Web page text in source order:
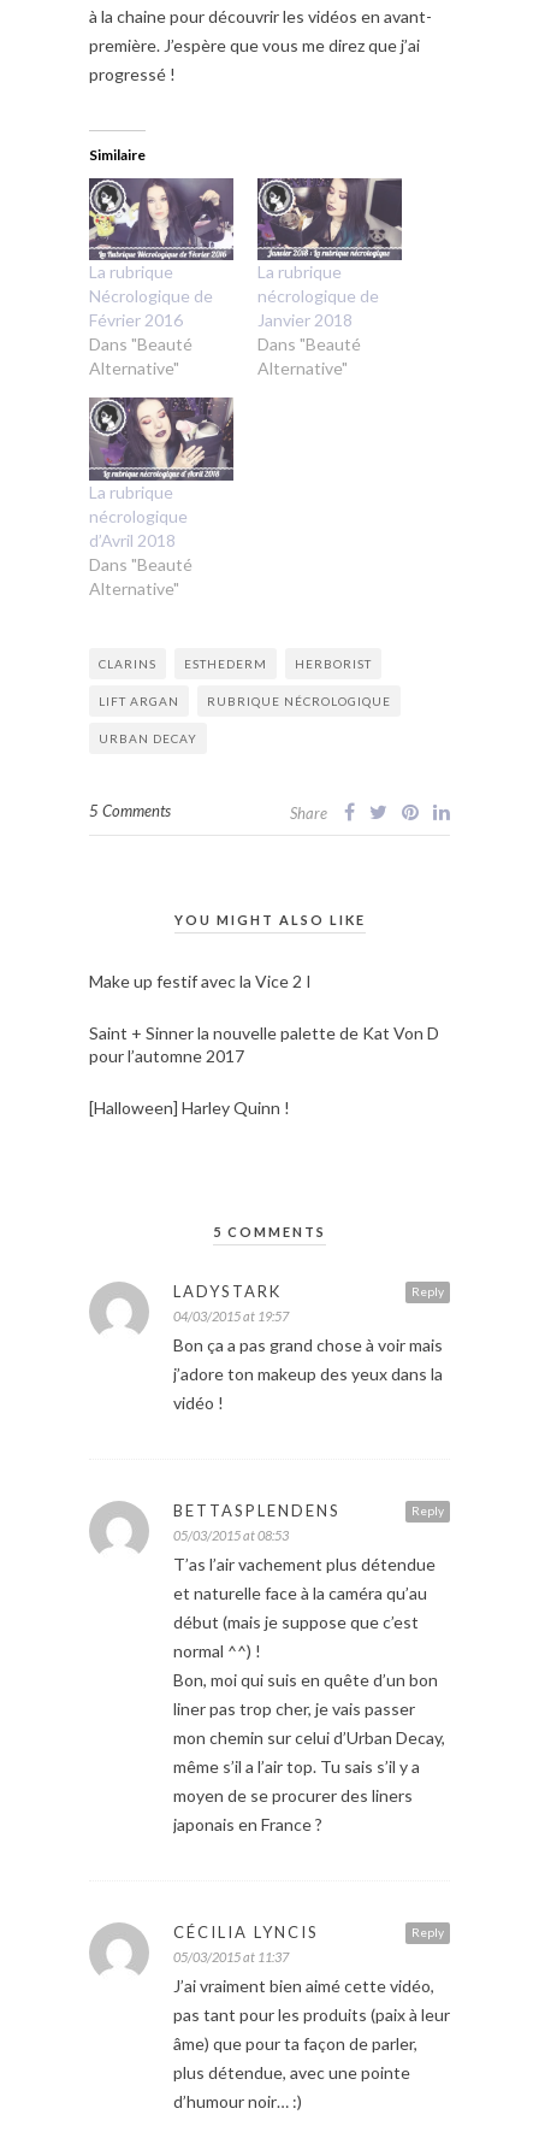
à la chaine pour découvrir les vidéos en avant-
première. J’espère que vous me direz que j’ai
progressé !
Similaire
La rubrique
Nécrologique de
Février 2016
Dans "Beauté
Alternative"
La rubrique
nécrologique de
Janvier 2018
Dans "Beauté
Alternative"
La rubrique
nécrologique
d’Avril 2018
Dans "Beauté
Alternative"
CLARINS ESTHEDERM HERBORIST
LIFT ARGAN RUBRIQUE NÉCROLOGIQUE
URBAN DECAY
5 Comments Share
YOU MIGHT ALSO LIKE
Make up festif avec la Vice 2 I
Saint + Sinner la nouvelle palette de Kat Von D
pour l’automne 2017
[Halloween] Harley Quinn !
5 COMMENTS
Reply
LADYSTARK
04/03/2015 at 19:57
Bon ça a pas grand chose à voir mais
j’adore ton makeup des yeux dans la
vidéo !
Reply
BETTASPLENDENS
05/03/2015 at 08:53
T’as l’air vachement plus détendue
et naturelle face à la caméra qu’au
début (mais je suppose que c’est
normal ^^) !
Bon, moi qui suis en quête d’un bon
liner pas trop cher, je vais passer
mon chemin sur celui d’Urban Decay,
même s’il a l’air top. Tu sais s’il y a
moyen de se procurer des liners
japonais en France ?
Reply
CÉCILIA LYNCIS
05/03/2015 at 11:37
J’ai vraiment bien aimé cette vidéo,
pas tant pour les produits (paix à leur
âme) que pour ta façon de parler,
plus détendue, avec une pointe
d’humour noir… :)